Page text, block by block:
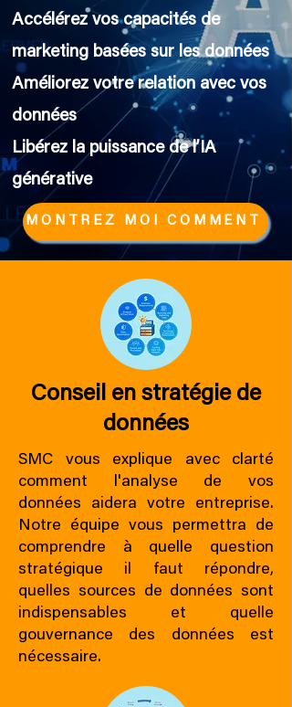
Accélérez vos capacités de
marketing basées sur les données
Améliorez votre relation avec vos
données
Libérez la puissance de l’IA
générative
MONTREZ MOI COMMENT
Conseil en stratégie de
données
SMC vous explique avec clarté
comment l'analyse de vos
données aidera votre entreprise.
Notre équipe vous permettra de
comprendre à quelle question
stratégique il faut répondre,
quelles sources de données sont
indispensables et quelle
gouvernance des données est
nécessaire.